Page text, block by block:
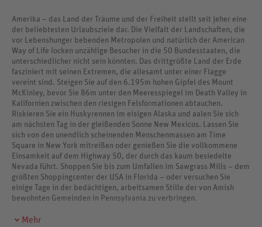
Amerika – das Land der Träume und der Freiheit stellt seit jeher eine
der beliebtesten Urlaubsziele dar. Die Vielfalt der Landschaften, die
vor Lebenshunger bebenden Metropolen und natürlich der American
Way of Life locken unzählige Besucher in die 50 Bundesstaaten, die
unterschiedlicher nicht sein könnten. Das drittgrößte Land der Erde
fasziniert mit seinen Extremen, die allesamt unter einer Flagge
vereint sind. Steigen Sie auf den 6.195m hohen Gipfel des Mount
McKinley, bevor Sie 86m unter den Meeresspiegel im Death Valley in
Kalifornien zwischen den riesigen Felsformationen abtauchen.
Riskieren Sie ein Huskyrennen im eisigen Alaska und aalen Sie sich
am nächsten Tag in der gleißenden Sonne New Mexicos. Lassen Sie
sich von den unendlich scheinenden Menschenmassen am Time
Square in New York mitreißen oder genießen Sie die vollkommene
Einsamkeit auf dem Highway 50, der durch das kaum besiedelte
Nevada führt. Shoppen Sie bis zum Umfallen im Sawgrass Mills – dem
größten Shoppingcenter der USA in Florida – oder versuchen Sie
einige Tage in der bedächtigen, arbeitsamen Stille der von Amish
bewohnten Gemeinden in Pennsylvania zu verbringen.
Mehr